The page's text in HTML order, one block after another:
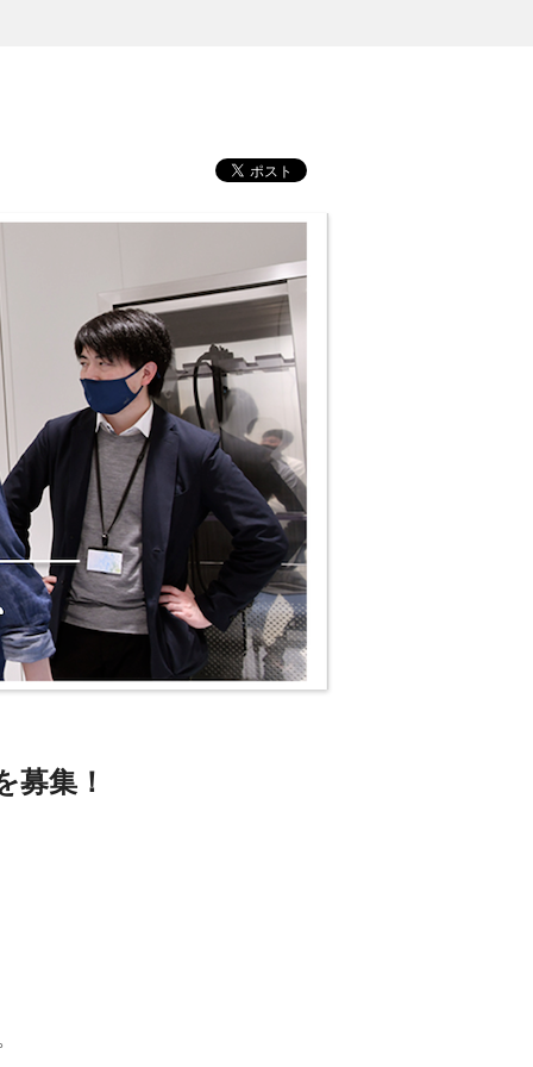
募集！